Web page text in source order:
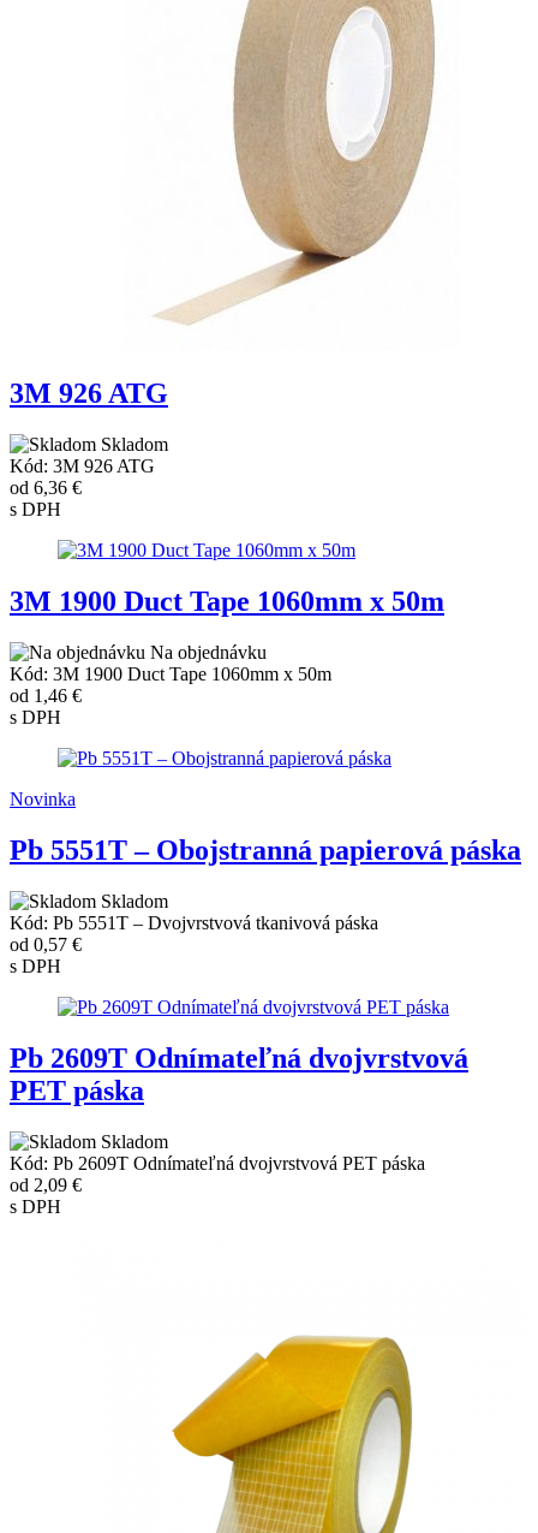
3M 926 ATG
Skladom
Kód: 3M 926 ATG
od 6,36 €
s DPH
3M 1900 Duct Tape 1060mm x 50m
Na objednávku
Kód: 3M 1900 Duct Tape 1060mm x 50m
od 1,46 €
s DPH
Novinka
Pb 5551T – Obojstranná papierová páska
Skladom
Kód: Pb 5551T – Dvojvrstvová tkanivová páska
od 0,57 €
s DPH
Pb 2609T Odnímateľná dvojvrstvová
PET páska
Skladom
Kód: Pb 2609T Odnímateľná dvojvrstvová PET páska
od 2,09 €
s DPH